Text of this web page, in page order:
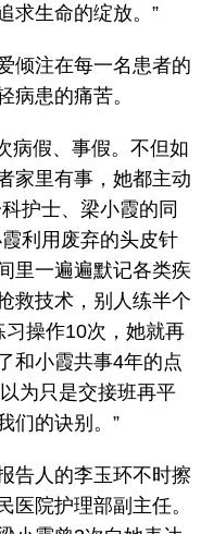
求生命的绽放。”
注在每一名患者的
病患的痛苦。
假、事假。不但如
家里有事，她都主动
护士、梁小霞的同
利用废弃的头皮针
里一遍遍默记各类疾
救技术，别人练半个
操作10次，她就再
和小霞共事4年的点
为只是交接班再平
们的诀别。”
人的李玉环不时擦
医院护理部副主任。